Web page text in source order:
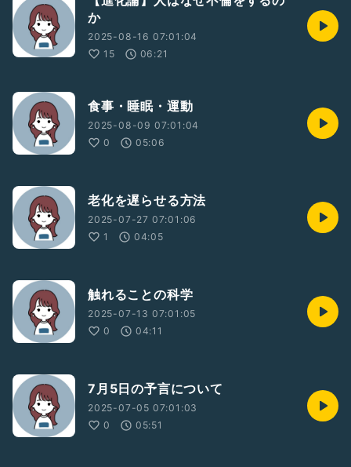
か
2025-08-16 07:01:04
15
06:21
食事・睡眠・運動
2025-08-09 07:01:04
0
05:06
老化を遅らせる方法
2025-07-27 07:01:06
1
04:05
触れることの科学
2025-07-13 07:01:05
0
04:11
7月5日の予言について
2025-07-05 07:01:03
0
05:51